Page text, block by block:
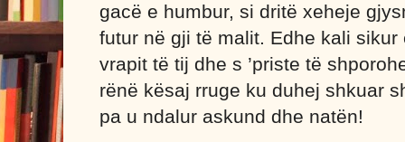
gacë e humbur, si dritë xeheje
futur në gji të malit. Edhe kali
vrapit të tij dhe s ’priste të
rënë kësaj rruge ku duhej shkuar
pa u ndalur askund dhe natën!